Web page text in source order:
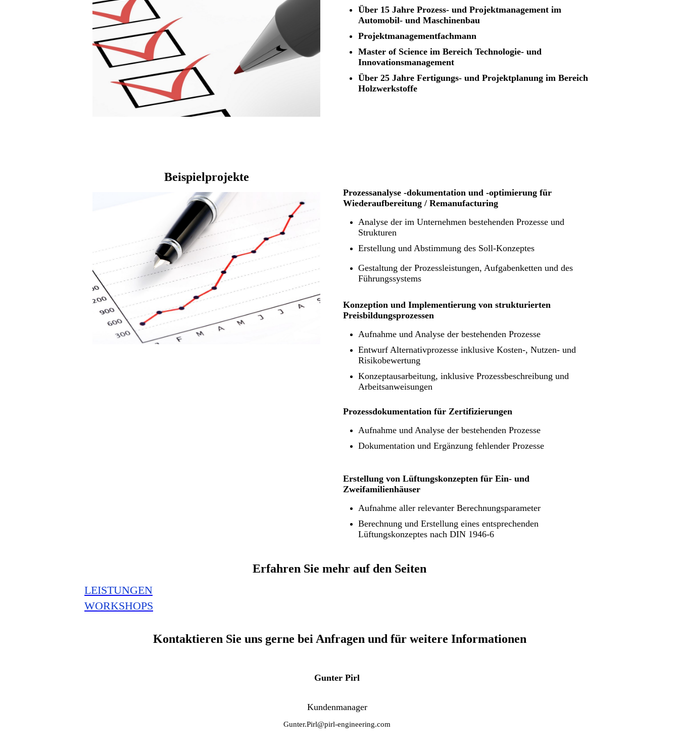
Über 15 Jahre Prozess- und Projektmanagement im
Automobil- und Maschinenbau
Projektmanagementfachmann
Master of Science im Bereich Technologie- und
Innovationsmanagement
Über 25 Jahre Fertigungs- und Projektplanung im Bereich
Holzwerkstoffe
Beispielprojekte
Prozessanalyse -dokumentation und -optimierung für
Wiederaufbereitung / Remanufacturing
Analyse der im Unternehmen bestehenden Prozesse und
Strukturen
Erstellung und Abstimmung des Soll-Konzeptes
Gestaltung der Prozessleistungen, Aufgabenketten und des
Führungssystems
Konzeption und Implementierung von strukturierten
Preisbildungsprozessen
Aufnahme und Analyse der bestehenden Prozesse
Entwurf Alternativprozesse inklusive Kosten-, Nutzen- und
Risikobewertung
Konzeptausarbeitung, inklusive Prozessbeschreibung und
Arbeitsanweisungen
Prozessdokumentation für Zertifizierungen
Aufnahme und Analyse der bestehenden Prozesse
Dokumentation und Ergänzung fehlender Prozesse
Erstellung von Lüftungskonzepten für Ein- und
Zweifamilienhäuser
Aufnahme aller relevanter Berechnungsparameter
Berechnung und Erstellung eines entsprechenden
Lüftungskonzeptes nach DIN 1946-6
Erfahren Sie mehr auf den Seiten
LEISTUNGEN
WORKSHOPS
Kontaktieren Sie uns gerne bei Anfragen und für weitere Informationen
Gunter Pirl
Kundenmanager
Gunter.Pirl@pirl-engineering.com